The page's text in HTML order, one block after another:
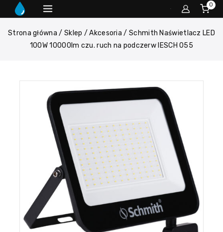
0
Strona główna / Sklep / Akcesoria / Schmith Naświetlacz LED
100W 10000lm czu. ruch na podczerw IESCH 055